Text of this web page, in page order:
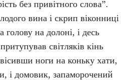
без привітного слова”.
вина і скрип віконниці
голову на долоні, і десь
світляків кінь
ноги на коньку хати,
і домовик, запаморочений